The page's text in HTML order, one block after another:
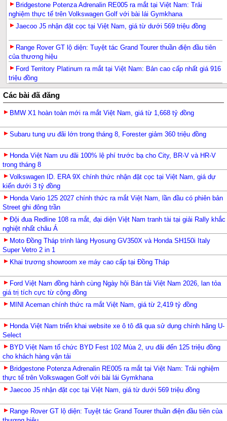
Bridgestone Potenza Adrenalin RE005 ra mắt tại Việt Nam: Trải
nghiệm thực tế trên Volkswagen Golf với bài lái Gymkhana
Jaecoo J5 nhận đặt cọc tại Việt Nam, giá từ dưới 569 triệu đồng
Range Rover GT lộ diện: Tuyệt tác Grand Tourer thuần điện đầu tiên
của thương hiệu
Ford Territory Platinum ra mắt tại Việt Nam: Bản cao cấp nhất giá 916
triệu đồng
Các bài đã đăng
BMW X1 hoàn toàn mới ra mắt Việt Nam, giá từ 1,668 tỷ đồng
Subaru tung ưu đãi lớn trong tháng 8, Forester giảm 360 triệu đồng
Honda Việt Nam ưu đãi 100% lệ phí trước bạ cho City, BR-V và HR-V
trong tháng 8
Volkswagen ID. ERA 9X chính thức nhận đặt cọc tại Việt Nam, giá dự
kiến dưới 3 tỷ đồng
Honda Vario 125 2027 chính thức ra mắt Việt Nam, lần đầu có phiên bản
Street ghi đông trần
Đội đua Redline 108 ra mắt, đại diện Việt Nam tranh tài tại giải Rally khắc
nghiệt nhất châu Á
Moto Đồng Tháp trình làng Hyosung GV350X và Honda SH150i Italy
Super Vetro 2 in 1
Khai trương showroom xe máy cao cấp tại Đồng Tháp
Ford Việt Nam đồng hành cùng Ngày hội Bán tải Việt Nam 2026, lan tỏa
giá trị tích cực từ cộng đồng
MINI Aceman chính thức ra mắt Việt Nam, giá từ 2,419 tỷ đồng
Honda Việt Nam triển khai website xe ô tô đã qua sử dụng chính hãng U-
Select
BYD Việt Nam tổ chức BYD Fest 102 Mùa 2, ưu đãi đến 125 triệu đồng
cho khách hàng vận tải
Bridgestone Potenza Adrenalin RE005 ra mắt tại Việt Nam: Trải nghiệm
thực tế trên Volkswagen Golf với bài lái Gymkhana
Jaecoo J5 nhận đặt cọc tại Việt Nam, giá từ dưới 569 triệu đồng
Range Rover GT lộ diện: Tuyệt tác Grand Tourer thuần điện đầu tiên của